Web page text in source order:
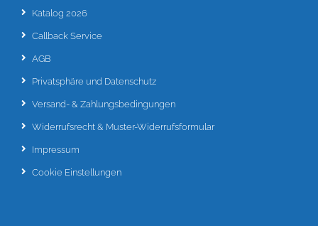
Katalog 2026
Callback Service
AGB
Privatsphäre und Datenschutz
Versand- & Zahlungsbedingungen
Widerrufsrecht & Muster-Widerrufsformular
Impressum
Cookie Einstellungen